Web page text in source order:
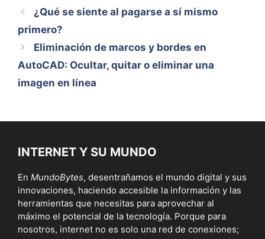
¿Qué se siente al pagarse a sí mismo
primero?
Eliminación de marcos y bordes en
AutoCAD: Ocultar, quitar o eliminar una
imagen en línea
INTERNET Y SU MUNDO
En MundoBytes, desentrañamos el mundo digital y sus
innovaciones, haciendo accesible la información y las
herramientas que necesitas para aprovechar al
máximo el potencial de la tecnología. Porque para
nosotros, internet no es solo una red de conexiones;